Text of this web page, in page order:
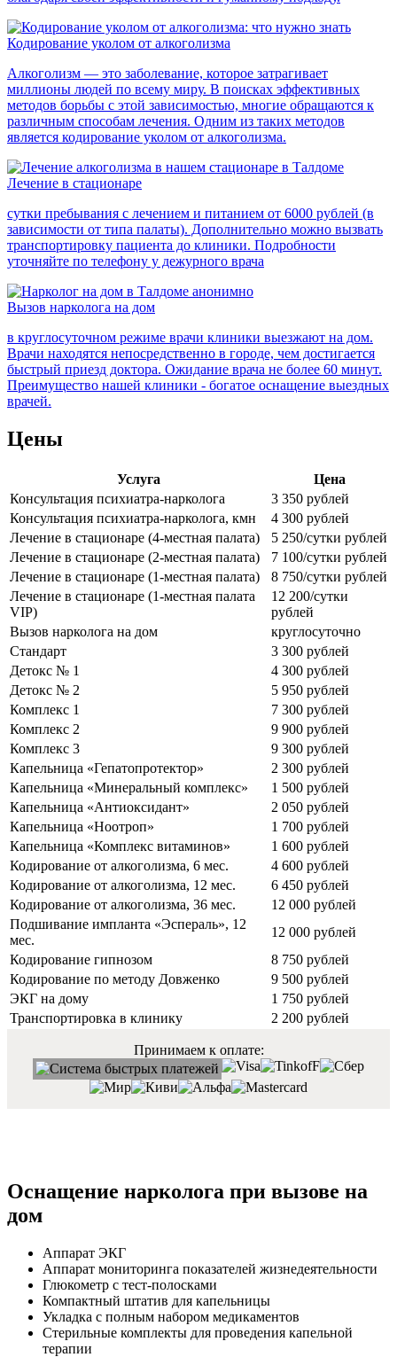
Кодирование уколом от алкоголизма
Алкоголизм — это заболевание, которое затрагивает
миллионы людей по всему миру. В поисках эффективных
методов борьбы с этой зависимостью, многие обращаются к
различным способам лечения. Одним из таких методов
является кодирование уколом от алкоголизма.
Лечение в стационаре
сутки пребывания с лечением и питанием от 6000 рублей (в
зависимости от типа палаты). Дополнительно можно вызвать
транспортировку пациента до клиники. Подробности
уточняйте по телефону у дежурного врача
Вызов нарколога на дом
в круглосуточном режиме врачи клиники выезжают на дом.
Врачи находятся непосредственно в городе, чем достигается
быстрый приезд доктора. Ожидание врача не более 60 минут.
Преимущество нашей клиники - богатое оснащение выездных
врачей.
Цены
Услуга
Цена
Консультация психиатра-нарколога
3 350 рублей
Консультация психиатра-нарколога, кмн
4 300 рублей
Лечение в стационаре (4-местная палата)
5 250/сутки рублей
Лечение в стационаре (2-местная палата)
7 100/сутки рублей
Лечение в стационаре (1-местная палата)
8 750/сутки рублей
Лечение в стационаре (1-местная палата
VIP)
12 200/сутки
рублей
Вызов нарколога на дом
круглосуточно
Стандарт
3 300 рублей
Детокс № 1
4 300 рублей
Детокс № 2
5 950 рублей
Комплекс 1
7 300 рублей
Комплекс 2
9 900 рублей
Комплекс 3
9 300 рублей
Капельница «Гепатопротектор»
2 300 рублей
Капельница «Минеральный комплекс»
1 500 рублей
Капельница «Антиоксидант»
2 050 рублей
Капельница «Ноотроп»
1 700 рублей
Капельница «Комплекс витаминов»
1 600 рублей
Кодирование от алкоголизма, 6 мес.
4 600 рублей
Кодирование от алкоголизма, 12 мес.
6 450 рублей
Кодирование от алкоголизма, 36 мес.
12 000 рублей
Подшивание импланта «Эспераль», 12
мес.
12 000 рублей
Кодирование гипнозом
8 750 рублей
Кодирование по методу Довженко
9 500 рублей
ЭКГ на дому
1 750 рублей
Транспортировка в клинику
2 200 рублей
Принимаем к оплате:
Оснащение нарколога при вызове на
дом
Аппарат ЭКГ
Аппарат мониторинга показателей жизнедеятельности
Глюкометр с тест-полосками
Компактный штатив для капельницы
Укладка с полным набором медикаментов
Стерильные комплекты для проведения капельной
терапии